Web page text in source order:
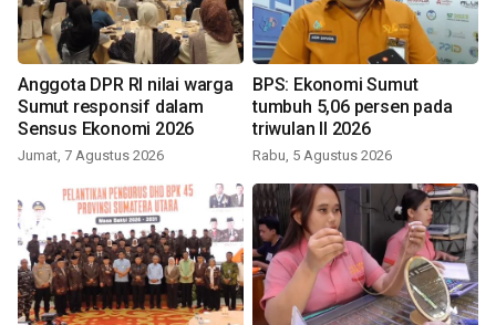
Anggota DPR RI nilai warga
Sumut responsif dalam
Sensus Ekonomi 2026
Jumat, 7 Agustus 2026
BPS: Ekonomi Sumut
tumbuh 5,06 persen pada
triwulan II 2026
Rabu, 5 Agustus 2026